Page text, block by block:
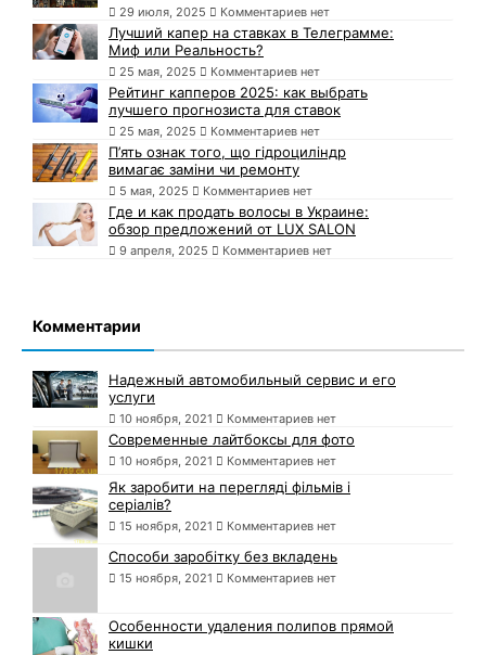
29 июля, 2025 Комментариев нет
Лучший капер на ставках в Телеграмме:
Миф или Реальность?
25 мая, 2025 Комментариев нет
Рейтинг капперов 2025: как выбрать
лучшего прогнозиста для ставок
25 мая, 2025 Комментариев нет
П’ять ознак того, що гідроциліндр
вимагає заміни чи ремонту
5 мая, 2025 Комментариев нет
Где и как продать волосы в Украине:
обзор предложений от LUX SALON
9 апреля, 2025 Комментариев нет
Комментарии
Надежный автомобильный сервис и его
услуги
10 ноября, 2021 Комментариев нет
Современные лайтбоксы для фото
10 ноября, 2021 Комментариев нет
Як заробити на перегляді фільмів і
серіалів?
15 ноября, 2021 Комментариев нет
Способи заробітку без вкладень
15 ноября, 2021 Комментариев нет
Особенности удаления полипов прямой
кишки